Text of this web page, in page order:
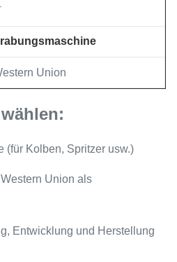
Union
(für Kolben, Spritzer usw.)
Union als
Entwicklung und Herstellung